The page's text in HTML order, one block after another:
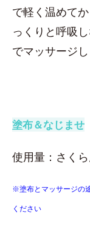
で軽く温めて
っくりと呼吸
でマッサージし
塗布＆なじませ
使用量：さく
※塗布とマッサージの
ください